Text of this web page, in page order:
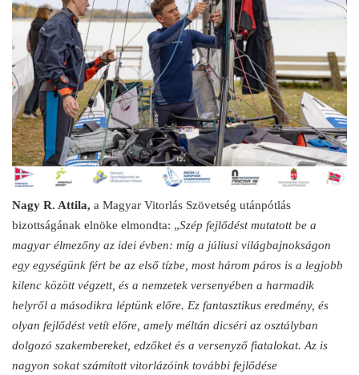
Nagy R. Attila, a Magyar Vitorlás Szövetség utánpótlás
bizottságának elnöke elmondta: „Szép fejlődést mutatott be a
magyar élmezőny az idei évben: míg a júliusi világbajnokságon
egy egységünk fért be az első tízbe, most három páros is a legjobb
kilenc között végzett, és a nemzetek versenyében a harmadik
helyről a másodikra léptünk előre. Ez fantasztikus eredmény, és
olyan fejlődést vetít előre, amely méltán dicséri az osztályban
dolgozó szakembereket, edzőket és a versenyző fiatalokat. Az is
nagyon sokat számított vitorlázóink további fejlődése